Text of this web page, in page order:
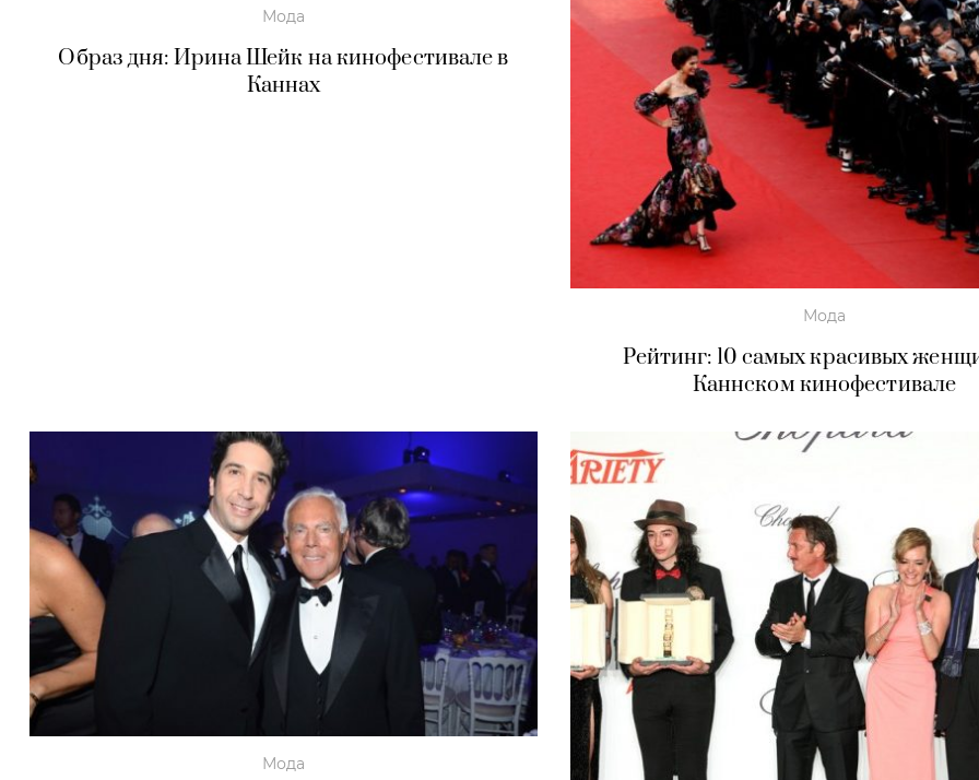
Мода
Образ дня: Ирина Шейк на кинофестивале в
Каннах
Мода
Рейтинг: 10 самых красивых
Каннском кинофестивале
Мода